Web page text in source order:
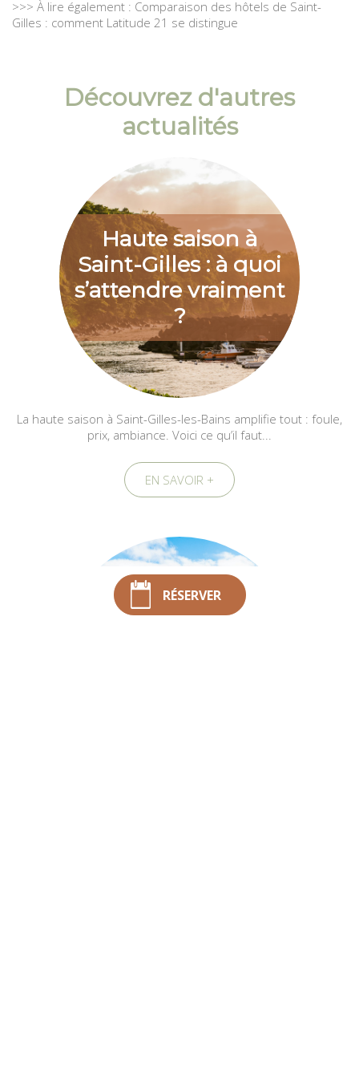
RÉSERVER
>>> À lire également : Comparaison des hôtels de Saint-
Gilles : comment Latitude 21 se distingue
Découvrez d'autres
actualités
Haute saison à
Saint-Gilles : à quoi
s’attendre vraiment
?
La haute saison à Saint-Gilles-les-Bains amplifie tout : foule,
prix, ambiance. Voici ce qu’il faut...
EN SAVOIR +
À quoi reconnaît-on